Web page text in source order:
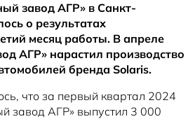
завод АГР» в Санкт-
о результатах
месяц работы. В апреле
АГР» нарастил производство
бренда Solaris.
что за первый квартал 2024
завод АГР» выпустил 3 000